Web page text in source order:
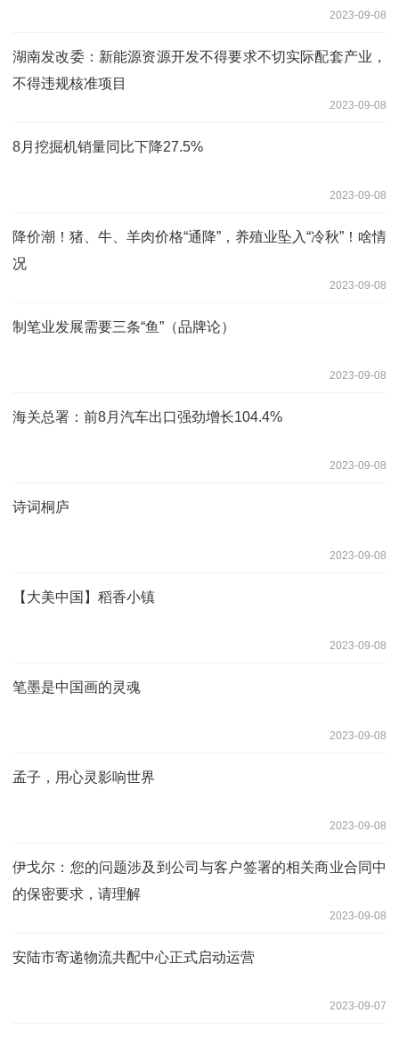
2023-09-08
湖南发改委：新能源资源开发不得要求不切实际配套产业，
不得违规核准项目
2023-09-08
8月挖掘机销量同比下降27.5%
2023-09-08
降价潮！猪、牛、羊肉价格“通降”，养殖业坠入“冷秋”！啥情
况
2023-09-08
制笔业发展需要三条“鱼”（品牌论）
2023-09-08
海关总署：前8月汽车出口强劲增长104.4%
2023-09-08
诗词桐庐
2023-09-08
【大美中国】稻香小镇
2023-09-08
笔墨是中国画的灵魂
2023-09-08
孟子，用心灵影响世界
2023-09-08
伊戈尔：您的问题涉及到公司与客户签署的相关商业合同中
的保密要求，请理解
2023-09-08
安陆市寄递物流共配中心正式启动运营
2023-09-07